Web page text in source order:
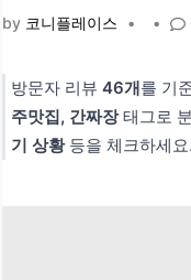
by 코니플레이스 • •
방문자 리뷰46개를 기
주맛집, 간짜장태그로
기 상황등을 체크하세요.